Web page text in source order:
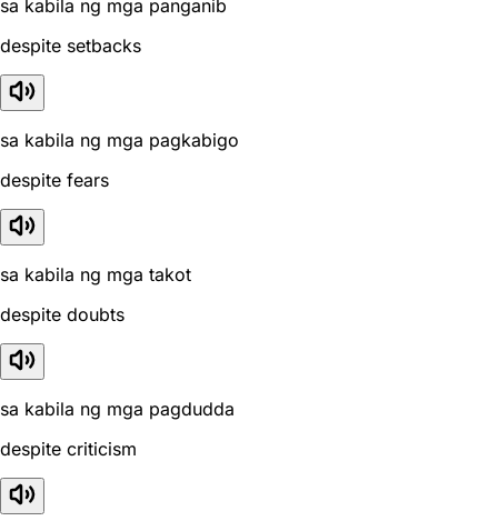
sa kabila ng mga panganib
despite setbacks
sa kabila ng mga pagkabigo
despite fears
sa kabila ng mga takot
despite doubts
sa kabila ng mga pagdudda
despite criticism